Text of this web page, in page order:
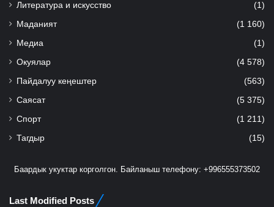
Литература и искусство (1)
Маданият (1 160)
Медиа (1)
Окуялар (4 578)
Пайдалуу кеңештер (563)
Саясат (5 375)
Спорт (1 211)
Тагдыр (15)
Баардык укуктар корголгон. Байланыш телефону: +996555373502
Last Modified Posts